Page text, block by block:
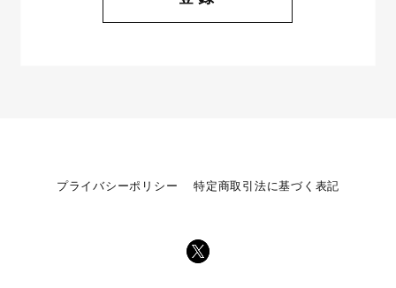
プライバシーポリシー 特定商取引法に基づく表記